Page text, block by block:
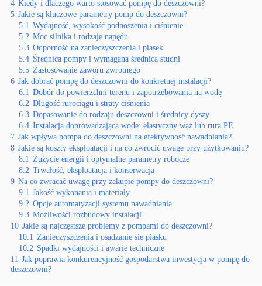
4 Kiedy i dlaczego warto stosować pompę do deszczowni?
5 Jakie są kluczowe parametry pomp do deszczowni?
5.1 Wydajność, wysokość podnoszenia i ciśnienie
5.2 Moc silnika i rodzaje napędu
5.3 Odporność na zanieczyszczenia i piasek
5.4 Średnica pompy i wymagana średnica studni
5.5 Zastosowanie zaworu zwrotnego
6 Jak dobrać pompę do deszczowni do konkretnej instalacji?
6.1 Dobór do powierzchni terenu i zapotrzebowania na wodę
6.2 Długość rurociągu i straty ciśnienia
6.3 Dopasowanie do rodzaju deszczowni i średnicy dyszy
6.4 Instalacja doprowadzająca wodę: elastyczny wąż lub rura PE
7 Jak wpływa pompa do deszczowni na efektywność nawadniania?
8 Jakie są koszty eksploatacji i na co zwrócić uwagę przy użytkowaniu?
8.1 Zużycie energii i optymalne parametry robocze
8.2 Trwałość, eksploatacja i konserwacja
9 Na co zwracać uwagę przy zakupie pompy do deszczowni?
9.1 Jakość wykonania i materiały
9.2 Opcje automatyzacji systemu nawadniania
9.3 Możliwości rozbudowy instalacji
10 Jakie są najczęstsze problemy z pompami do deszczowni?
10.1 Zanieczyszczenia i osadzanie się piasku
10.2 Spadki wydajności i awarie techniczne
11 Jak poprawia konkurencyjność gospodarstwa inwestycja w pompę do
deszczowni?